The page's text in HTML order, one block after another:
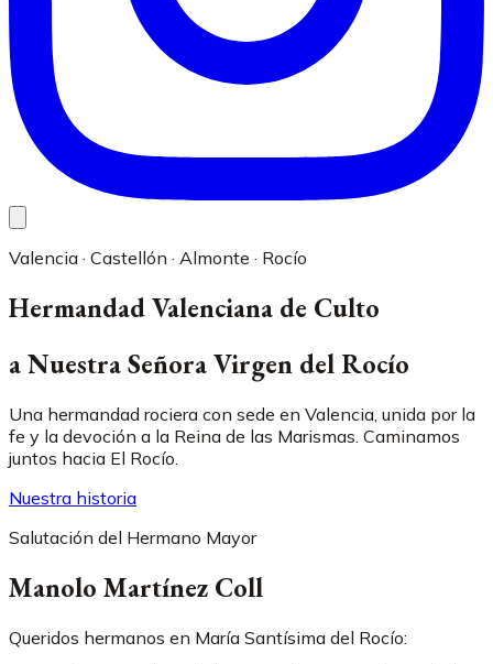
Valencia · Castellón · Almonte · Rocío
Hermandad Valenciana de Culto
a Nuestra Señora Virgen del Rocío
Una hermandad rociera con sede en Valencia, unida por la
fe y la devoción a la Reina de las Marismas. Caminamos
juntos hacia El Rocío.
Nuestra historia
Salutación del Hermano Mayor
Manolo Martínez Coll
Queridos hermanos en María Santísima del Rocío: